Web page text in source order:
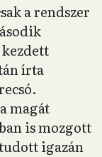
a rendszer
kezdett
írta
magát
is mozgott
igazán